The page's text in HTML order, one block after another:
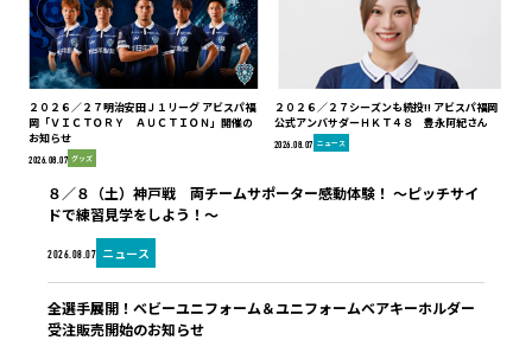
２０２６／２７明治安田Ｊ１リーグ アビスパ福
岡「ＶＩＣＴＯＲＹ ＡＵＣＴＩＯＮ」開催の
お知らせ
2026.08.07 グッズ
２０２６／２７シーズンも続投!! アビスパ福岡
公式アンバサダーＨＫＴ４８ 豊永阿紀さん
2026.08.07 ニュース
2026.08.07 ニュース
８／８（土）神戸戦 両チームサポーター感動体験！ ～ピッチサイ
ドで練習見学をしよう！～
全選手展開！ベビーユニフォーム＆ユニフォームベアキーホルダー
受注販売開始のお知らせ